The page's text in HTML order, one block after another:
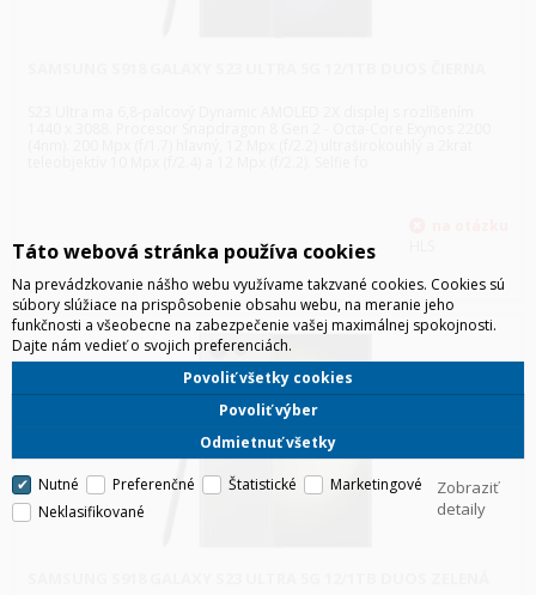
Táto webová stránka používa cookies
Na prevádzkovanie nášho webu využívame takzvané cookies. Cookies sú
súbory slúžiace na prispôsobenie obsahu webu, na meranie jeho
funkčnosti a všeobecne na zabezpečenie vašej maximálnej spokojnosti.
Dajte nám vedieť o svojich preferenciách.
Odmietnuť všetky
Povoliť výber
Povoliť všetky cookies
Nutné Preferenčné Štatistické
Marketingové
Neklasifikované
Zobraziť
detaily